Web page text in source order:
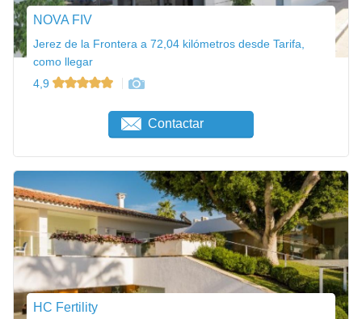
NOVA FIV
Jerez de la Frontera a 72,04 kilómetros desde Tarifa,
como llegar
4,9
Contactar
HC Fertility